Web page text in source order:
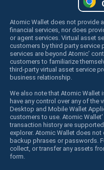
Atomic Wallet does not provide
financial services, nor does
or agent services. Virtual asset
customers by third party service
services are beyond Atomic’
customers to familiarize
third-party virtual asset service
business relationship.
We also note that Atomic Wallet
have any control over any of the
Desktop and Mobile Wallet
customers to use. Atomic
transaction history are
explorer. Atomic Wallet does not
backup phrases or passwords.
collect, or transfer any assets
form.